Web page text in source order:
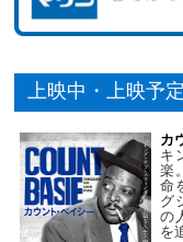
上映中・上映予
カ
キ
楽
命
グ
の
を